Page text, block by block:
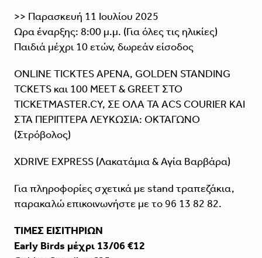
>> Παρασκευή 11 Ιουλίου 2025
Ωρα έναρξης: 8:00 μ.μ. (Για όλες τις ηλικίες)
Παιδιά μέχρι 10 ετών, δωρεάν είσοδος
ONLINE TICKTES ΑΡΕΝΑ, GOLDEN STANDING
TCKETS και 100 MEET & GREET ΣΤΟ
TICKETMASTER.CY, ΣΕ ΟΛΑ ΤΑ ACS COURIER ΚΑΙ
ΣΤΑ ΠΕΡΙΠΤΕΡΑ ΛΕΥΚΩΣΙΑ: ΟΚΤΑΓΩΝΟ
(Στρόβολος)
XDRIVE EXPRESS (Λακατάμια & Αγία Βαρβάρα)
Για πληροφορίες σχετικά με stand τραπεζάκια,
παρακαλώ επικοινωνήστε με το 96 13 82 82.
ΤΙΜΕΣ ΕΙΣΙΤΗΡΙΩΝ
Early Birds μέχρι 13/06 €12